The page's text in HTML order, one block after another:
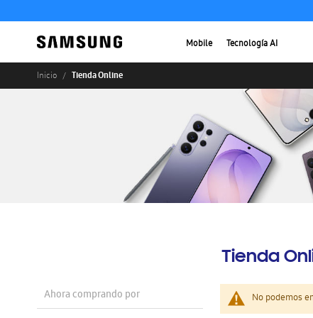
Mobile Tecnología AI
Inicio Tienda Online
Tienda
No podemos
Ahora comprando por